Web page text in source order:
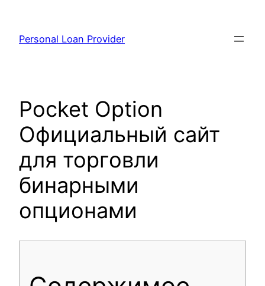
content
Personal Loan Provider
Pocket Option
Официальный сайт
для торговли
бинарными
опционами